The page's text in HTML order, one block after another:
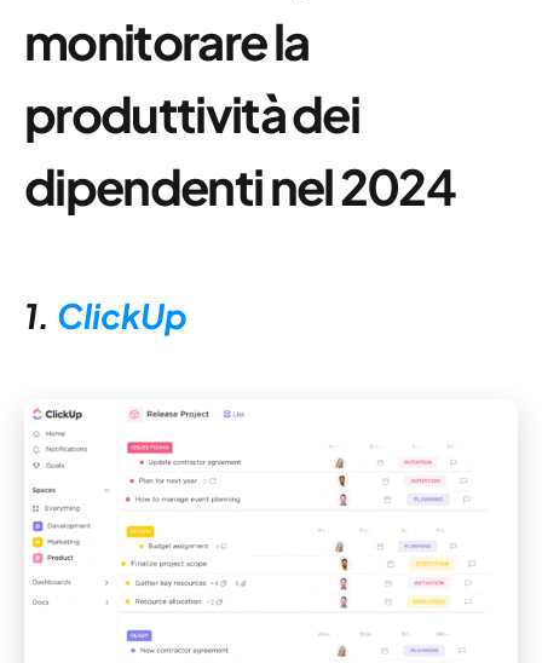
monitorare la
produttività dei
dipendenti nel 2024
1. ClickUp